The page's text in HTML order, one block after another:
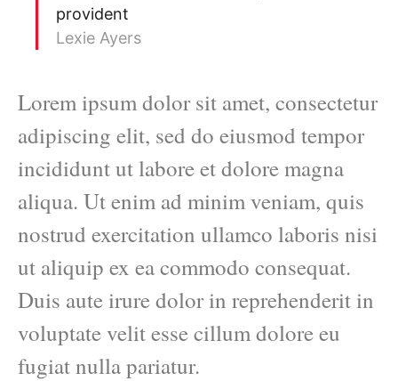
provident
Lexie Ayers
Lorem ipsum dolor sit amet, consectetur
adipiscing elit, sed do eiusmod tempor
incididunt ut labore et dolore magna
aliqua. Ut enim ad minim veniam, quis
nostrud exercitation ullamco laboris nisi
ut aliquip ex ea commodo consequat.
Duis aute irure dolor in reprehenderit in
voluptate velit esse cillum dolore eu
fugiat nulla pariatur.